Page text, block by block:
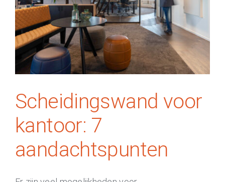
aandachtspunten
Systeemwanden
Scheidingswand voor
kantoor: 7
aandachtspunten